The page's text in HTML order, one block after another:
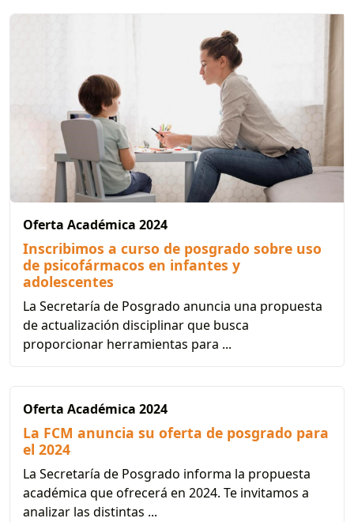
Oferta Académica 2024
Inscribimos a curso de posgrado sobre uso
de psicofármacos en infantes y
adolescentes
La Secretaría de Posgrado anuncia una propuesta
de actualización disciplinar que busca
proporcionar herramientas para ...
Oferta Académica 2024
La FCM anuncia su oferta de posgrado para
el 2024
La Secretaría de Posgrado informa la propuesta
académica que ofrecerá en 2024. Te invitamos a
analizar las distintas ...